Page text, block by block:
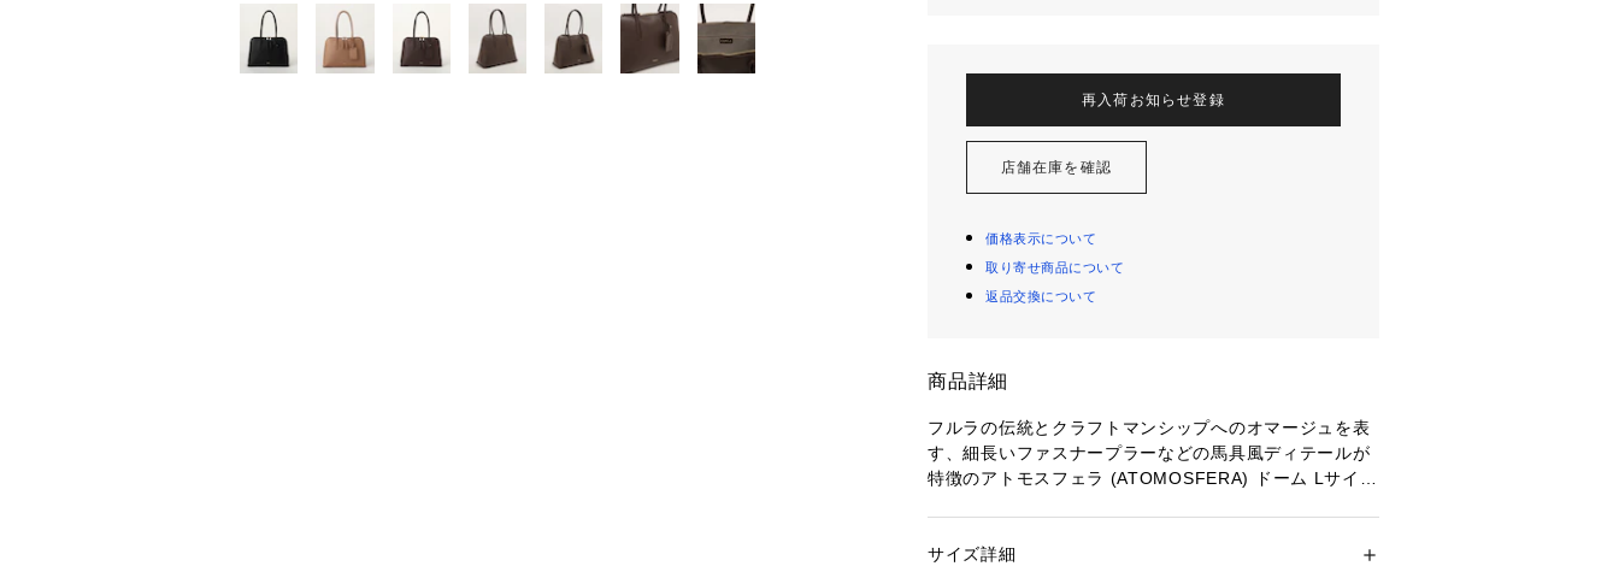
再入荷お知らせ登録
店舗在庫を確認
価格表示について
取り寄せ商品について
返品交換について
商品詳細
フルラの伝統とクラフトマンシップへのオマージュを表
す、細長いファスナープラーなどの馬具風ディテールが
特徴のアトモスフェラ (ATOMOSFERA) ドーム Lサイ
シボ感のあるぺブルレザーを使用し、柔らかさと適度な
性別：レディース
サイズ詳細